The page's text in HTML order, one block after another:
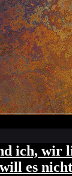
ich, wir
es